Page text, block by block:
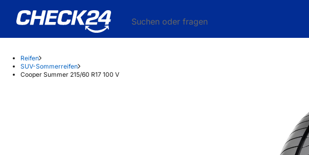
Suchen oder fragen
Reifen
SUV-Sommerreifen
Cooper Summer 215/60 R17 100 V